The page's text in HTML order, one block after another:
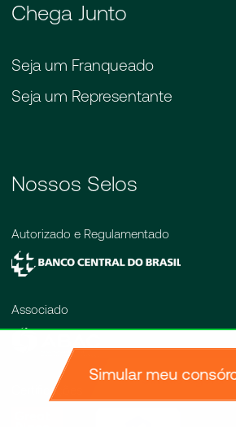
Simular meu
Chega Junto
Seja um Franqueado
Seja um Representante
Nossos Selos
Autorizado e Regulamentado
Associado
Certificações
Simule agora